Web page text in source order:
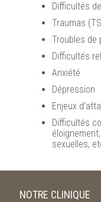
Difficultés
Traumas
Troubles de
Difficultés
Anxiété
Dépression
Enjeux
Difficultés
sexuelles,
NOTRE CLINIQUE